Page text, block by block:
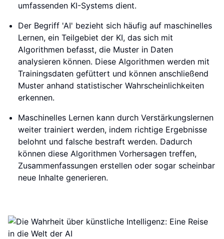
umfassenden KI-Systems dient.
Der Begriff 'AI' bezieht sich häufig auf maschinelles
Lernen, ein Teilgebiet der KI, das sich mit
Algorithmen befasst, die Muster in Daten
analysieren können. Diese Algorithmen werden mit
Trainingsdaten gefüttert und können anschließend
Muster anhand statistischer Wahrscheinlichkeiten
erkennen.
Maschinelles Lernen kann durch Verstärkungslernen
weiter trainiert werden, indem richtige Ergebnisse
belohnt und falsche bestraft werden. Dadurch
können diese Algorithmen Vorhersagen treffen,
Zusammenfassungen erstellen oder sogar scheinbar
neue Inhalte generieren.